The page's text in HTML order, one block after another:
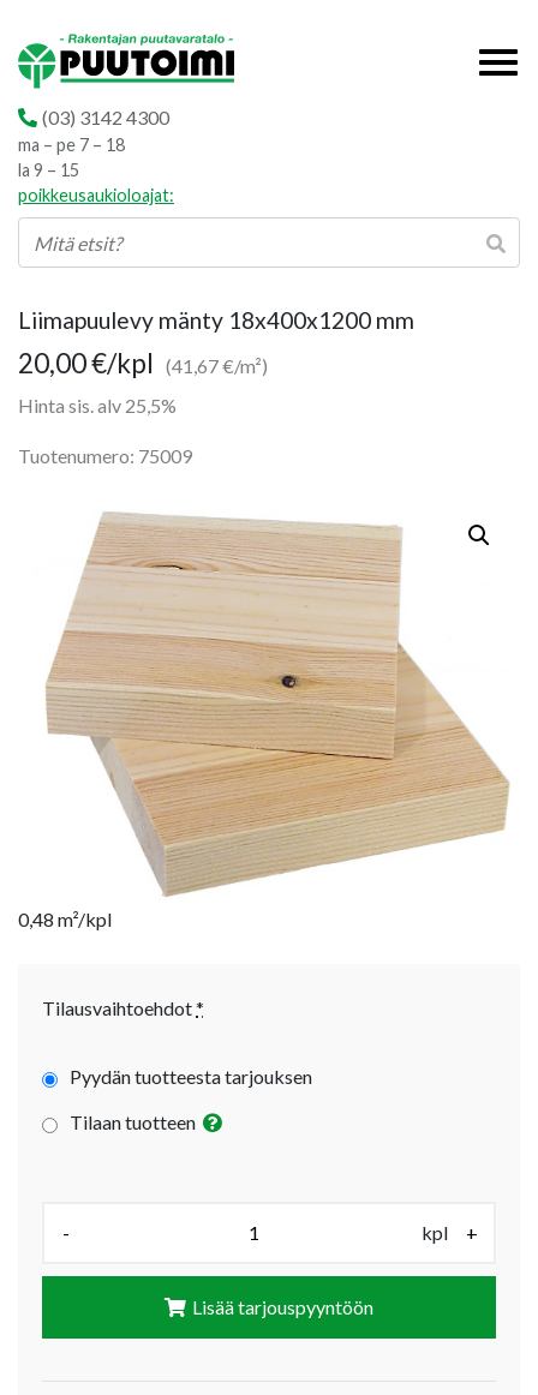
(03) 3142 4300
ma – pe 7 – 18
la 9 – 15
poikkeusaukioloajat:
Liimapuulevy mänty 18x400x1200 mm
20,00€/kpl
(41,67 €/m²)
Hinta sis. alv 25,5%
Tuotenumero: 75009
0,48 m²/kpl
Tilausvaihtoehdot*
Pyydän tuotteesta tarjouksen
Tilaan tuotteen
- kpl +
Lisää tarjouspyyntöön